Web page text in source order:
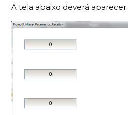
A tela abaixo deverá aparecer: